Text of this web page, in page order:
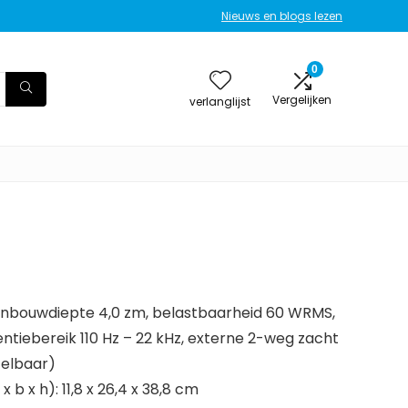
Nieuws en blogs lezen
verlanglijst
0
Vergelijken
4,0 zm, belastbaarheid 60 WRMS,
110 Hz – 22 kHz, externe 2-weg zacht
x h): 11,8 x 26,4 x 38,8 cm